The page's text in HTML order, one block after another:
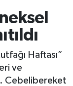
Haftası”
ve
Cebelibereket